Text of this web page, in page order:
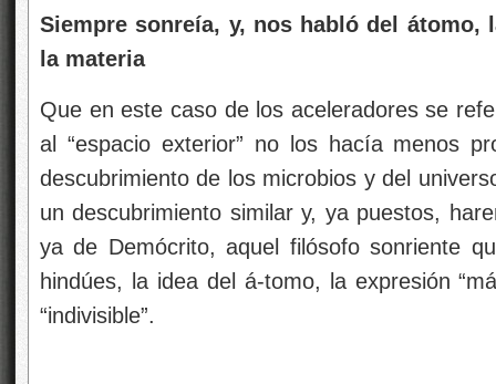
Siempre sonreía, y, nos habló del
la materia
Que en este caso de los aceleradores se
al “espacio exterior” no los hacía menos
descubrimiento de los microbios y del
un descubrimiento similar y, ya puestos,
ya de Demócrito, aquel filósofo sonriente
hindúes, la idea del á-tomo, la expresión
“indivisible”.